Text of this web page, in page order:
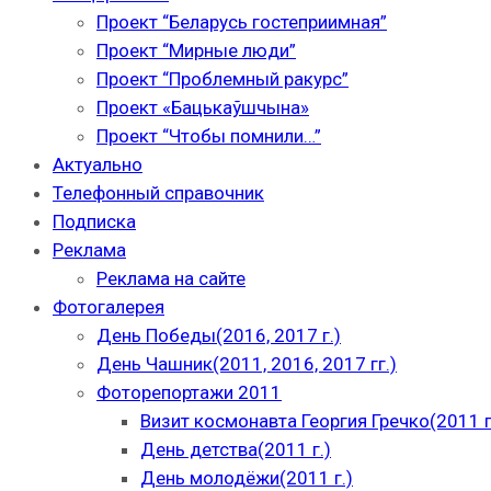
Проект “Беларусь гостеприимная”
Проект “Мирные люди”
Проект “Проблемный ракурс”
Проект «Бацькаўшчына»
Проект “Чтобы помнили…”
Актуально
Телефонный справочник
Подписка
Реклама
Реклама на сайте
Фотогалерея
День Победы(2016, 2017 г.)
День Чашник(2011, 2016, 2017 гг.)
Фоторепортажи 2011
Визит космонавта Георгия Гречко(2011
День детства(2011 г.)
День молодёжи(2011 г.)